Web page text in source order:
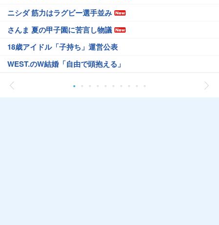
ニシダ 筋力はラグビー選手並み
さんま 夏の甲子園に苦言し物議
18歳アイドル「子持ち」運営公表
WEST.のW結婚「自由で頭抱える」